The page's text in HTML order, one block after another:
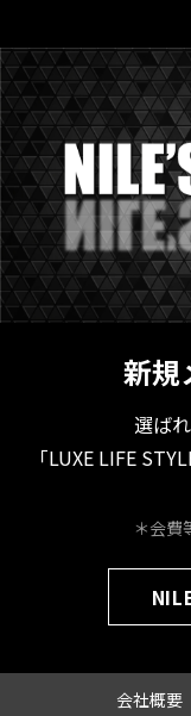
新規
選ば
「LUXE LIFE
＊会費
会社概要